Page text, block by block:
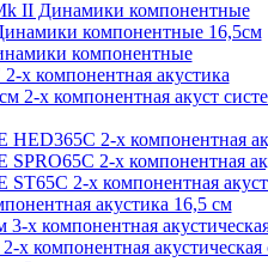
II Динамики компонентные
компонентные 16,5см
компонентные
х компонентная акустика
2-х компонентная акуст
2-х компонентная
2-х компонентная
2-х компонентная
акустика 16,5 см
х компонентная
компонентная акустическая